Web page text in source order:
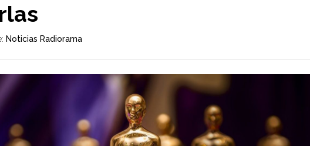
Noticias Radiorama